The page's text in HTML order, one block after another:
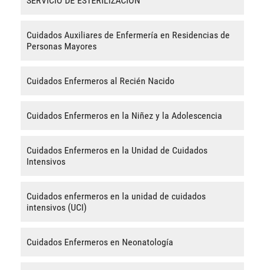
Cuidados Auxiliares de Enfermería en Residencias de
Personas Mayores
Cuidados Enfermeros al Recién Nacido
Cuidados Enfermeros en la Niñez y la Adolescencia
Cuidados Enfermeros en la Unidad de Cuidados
Intensivos
Cuidados enfermeros en la unidad de cuidados
intensivos (UCI)
Cuidados Enfermeros en Neonatología